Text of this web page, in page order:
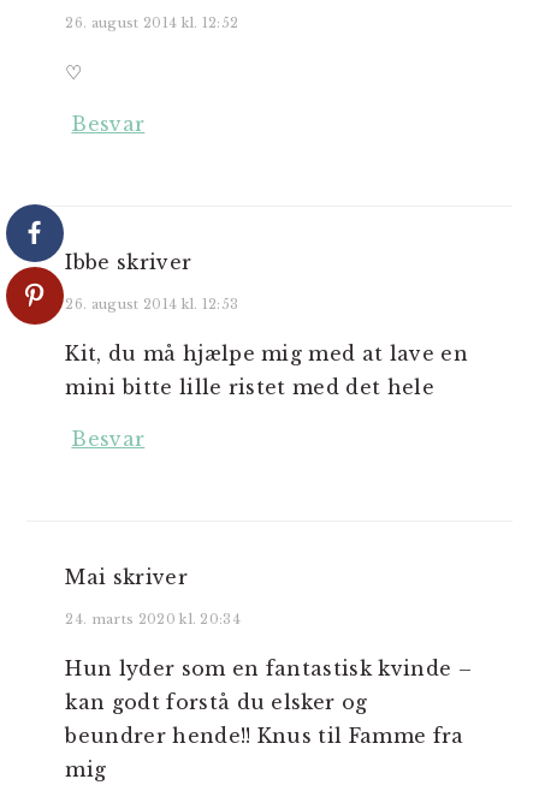
26. august 2014 kl. 12:52
♡
Besvar
Ibbe skriver
26. august 2014 kl. 12:53
Kit, du må hjælpe mig med at lave en
mini bitte lille ristet med det hele
Besvar
Mai skriver
24. marts 2020 kl. 20:34
Hun lyder som en fantastisk kvinde –
kan godt forstå du elsker og
beundrer hende!! Knus til Famme fra
mig